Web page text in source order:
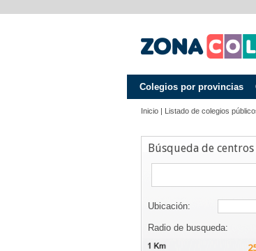
Colegios por provincias
Inicio | Listado de colegios
Búsqueda de centros
Ubicación:
Radio de busqueda: